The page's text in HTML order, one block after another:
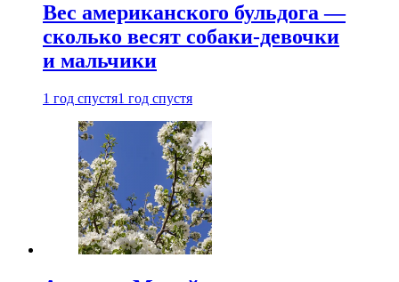
Вес американского бульдога —
сколько весят собаки-девочки
и мальчики
1 год спустя1 год спустя